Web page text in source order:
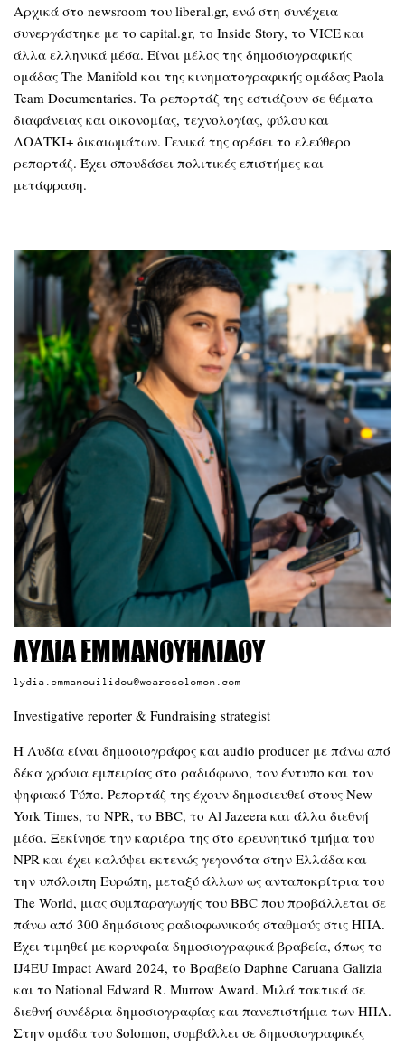
Αρχικά στο newsroom του liberal.gr, ενώ στη συνέχεια
συνεργάστηκε με το capital.gr, το Inside Story, το VICE και
άλλα ελληνικά μέσα. Είναι μέλος της δημοσιογραφικής
ομάδας The Manifold και της κινηματογραφικής ομάδας Paola
Team Documentaries. Τα ρεπορτάζ της εστιάζουν σε θέματα
διαφάνειας και οικονομίας, τεχνολογίας, φύλου και
ΛΟΑΤΚΙ+ δικαιωμάτων. Γενικά της αρέσει το ελεύθερο
ρεπορτάζ. Έχει σπουδάσει πολιτικές επιστήμες και
μετάφραση.
Λυδία Εμμανουηλίδου
lydia.emmanouilidou@wearesolomon.com
Investigative reporter & Fundraising strategist
Η Λυδία είναι δημοσιογράφος και audio producer με πάνω από
δέκα χρόνια εμπειρίας στο ραδιόφωνο, τον έντυπο και τον
ψηφιακό Τύπο. Ρεπορτάζ της έχουν δημοσιευθεί στους New
York Times, το NPR, το BBC, το Al Jazeera και άλλα διεθνή
μέσα. Ξεκίνησε την καριέρα της στο ερευνητικό τμήμα του
NPR και έχει καλύψει εκτενώς γεγονότα στην Ελλάδα και
την υπόλοιπη Ευρώπη, μεταξύ άλλων ως ανταποκρίτρια του
The World, μιας συμπαραγωγής του BBC που προβάλλεται σε
πάνω από 300 δημόσιους ραδιοφωνικούς σταθμούς στις ΗΠΑ.
Έχει τιμηθεί με κορυφαία δημοσιογραφικά βραβεία, όπως το
IJ4EU Impact Award 2024, το Βραβείο Daphne Caruana Galizia
και το National Edward R. Murrow Award. Μιλά τακτικά σε
διεθνή συνέδρια δημοσιογραφίας και πανεπιστήμια των ΗΠΑ.
Στην ομάδα του Solomon, συμβάλλει σε δημοσιογραφικές